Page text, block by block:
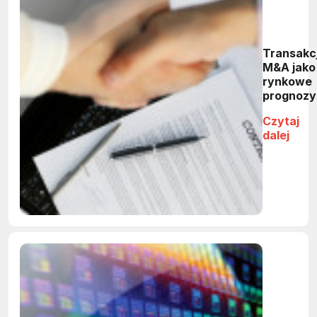
M&A jako
rynkowe
prognozy
Czytaj
dalej